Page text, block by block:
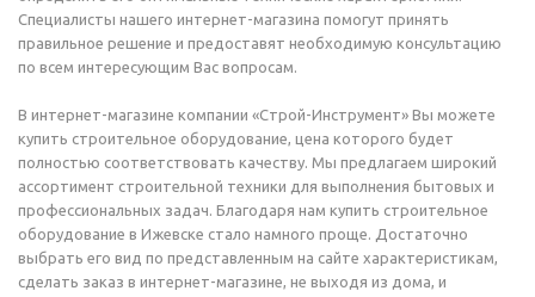
Специалисты нашего интернет-магазина помогут принять
правильное решение и предоставят необходимую консультацию
по всем интересующим Вас вопросам.
В интернет-магазине компании «Строй-Инструмент» Вы можете
купить строительное оборудование, цена которого будет
полностью соответствовать качеству. Мы предлагаем широкий
ассортимент строительной техники для выполнения бытовых и
профессиональных задач. Благодаря нам купить строительное
оборудование в Ижевске стало намного проще. Достаточно
выбрать его вид по представленным на сайте характеристикам,
сделать заказ в интернет-магазине, не выходя из дома, и